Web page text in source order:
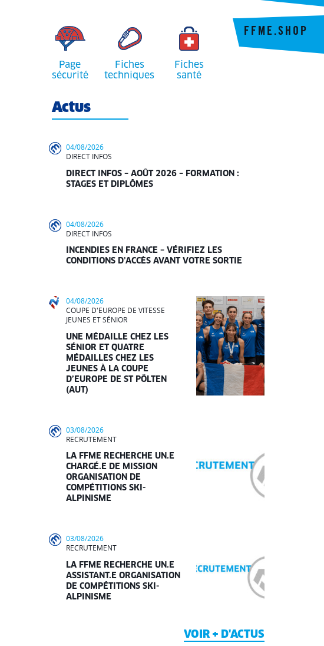
FFME.SHOP
Page
sécurité
Fiches
techniques
Fiches
santé
Actus
04/08/2026
DIRECT INFOS
DIRECT INFOS – AOÛT 2026 – FORMATION :
STAGES ET DIPLÔMES
04/08/2026
DIRECT INFOS
INCENDIES EN FRANCE – VÉRIFIEZ LES
CONDITIONS D’ACCÈS AVANT VOTRE SORTIE
04/08/2026
COUPE D'EUROPE DE VITESSE
JEUNES ET SÉNIOR
UNE MÉDAILLE CHEZ LES
SÉNIOR ET QUATRE
MÉDAILLES CHEZ LES
JEUNES À LA COUPE
D’EUROPE DE ST PÖLTEN
(AUT)
03/08/2026
RECRUTEMENT
LA FFME RECHERCHE UN.E
CHARGÉ.E DE MISSION
ORGANISATION DE
COMPÉTITIONS SKI-
ALPINISME
03/08/2026
RECRUTEMENT
LA FFME RECHERCHE UN.E
ASSISTANT.E ORGANISATION
DE COMPÉTITIONS SKI-
ALPINISME
VOIR + D'ACTUS